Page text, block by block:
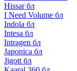
Hissar бл
I Need Volume бл
Indola бл
Intesa бл
Intragen бл
Japonica бл
Jigott бл